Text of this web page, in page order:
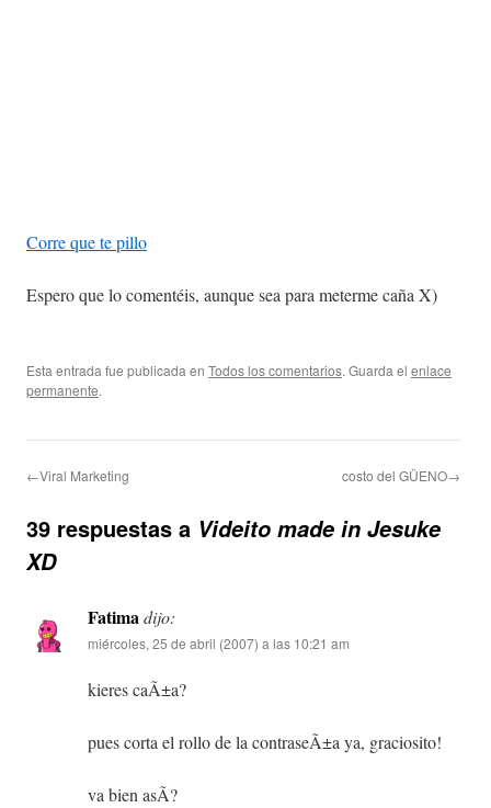
Corre que te pillo
Espero que lo comentéis, aunque sea para meterme caña X)
Esta entrada fue publicada en Todos los comentarios. Guarda el enlace
permanente.
←Viral Marketing costo del GÜENO→
39 respuestas a Videito made in Jesuke
XD
Fatimadijo:
miércoles, 25 de abril (2007) a las 10:21 am
kieres caÃ±a?
pues corta el rollo de la contraseÃ±a ya, graciosito!
va bien asÃ­?